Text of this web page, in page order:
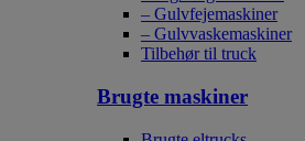
– Gulvfejemaskiner
– Gulvvaskemaskiner
Tilbehør til truck
Brugte maskiner